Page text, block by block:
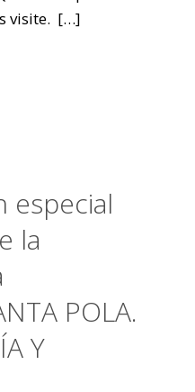
visite. […]
especial
la
POLA.
Y